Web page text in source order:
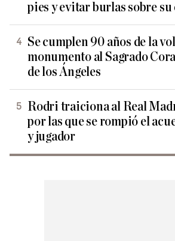
pies y evitar burlas sobre su
Se cumplen 90 años de la
monumento al Sagrado
de los Ángeles
Rodri traiciona al Real
por las que se rompió el
y jugador